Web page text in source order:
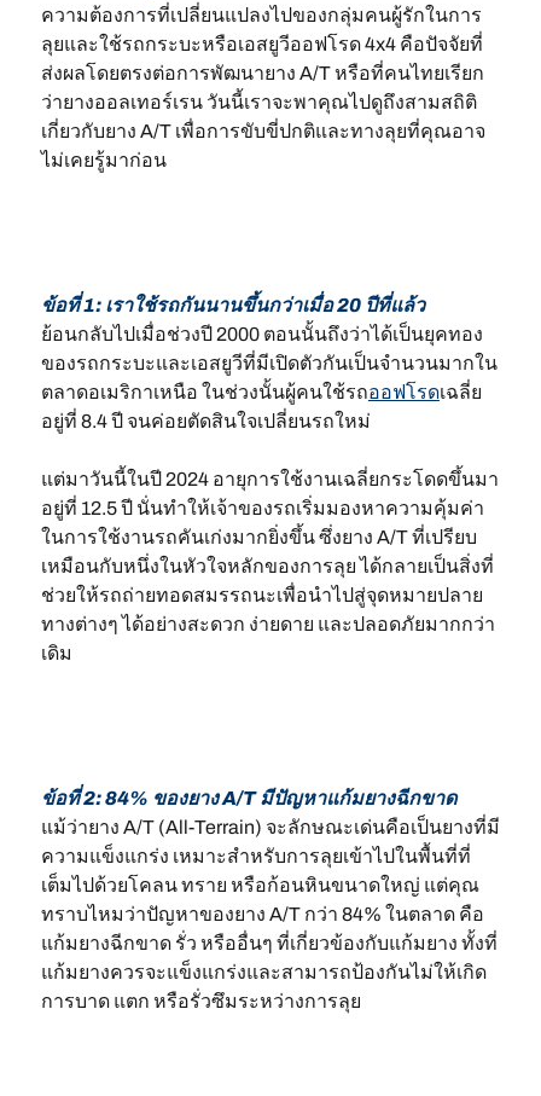
ความต้องการที่เปลี่ยนแปลงไปของกลุ่มคนผู้รักในการ
ลุยและใช้รถกระบะหรือเอสยูวีออฟโรด 4x4 คือปัจจัยที่
ส่งผลโดยตรงต่อการพัฒนายาง A/T หรือที่คนไทยเรียก
ว่ายางออลเทอร์เรน วันนี้เราจะพาคุณไปดูถึงสามสถิติ
เกี่ยวกับยาง A/T เพื่อการขับขี่ปกติและทางลุยที่คุณอาจ
ไม่เคยรู้มาก่อน
ข้อที่ 1: เราใช้รถกันนานขึ้นกว่าเมื่อ 20 ปีที่แล้ว
ย้อนกลับไปเมื่อช่วงปี 2000 ตอนนั้นถึงว่าได้เป็นยุคทอง
ของรถกระบะและเอสยูวีที่มีเปิดตัวกันเป็นจำนวนมากใน
ตลาดอเมริกาเหนือ ในช่วงนั้นผู้คนใช้รถออฟโรดเฉลี่ย
อยู่ที่ 8.4 ปี จนค่อยตัดสินใจเปลี่ยนรถใหม่
แต่มาวันนี้ในปี 2024 อายุการใช้งานเฉลี่ยกระโดดขึ้นมา
อยู่ที่ 12.5 ปี นั่นทำให้เจ้าของรถเริ่มมองหาความคุ้มค่า
ในการใช้งานรถคันเก่งมากยิ่งขึ้น ซึ่งยาง A/T ที่เปรียบ
เหมือนกับหนึ่งในหัวใจหลักของการลุย ได้กลายเป็นสิ่งที่
ช่วยให้รถถ่ายทอดสมรรถนะเพื่อนำไปสู่จุดหมายปลาย
ทางต่างๆ ได้อย่างสะดวก ง่ายดาย และปลอดภัยมากกว่า
เดิม
ข้อที่ 2: 84% ของยาง A/T มีปัญหาแก้มยางฉีกขาด
แม้ว่ายาง A/T (All-Terrain) จะลักษณะเด่นคือเป็นยางที่มี
ความแข็งแกร่ง เหมาะสำหรับการลุยเข้าไปในพื้นที่ที่
เต็มไปด้วยโคลน ทราย หรือก้อนหินขนาดใหญ่ แต่คุณ
ทราบไหมว่าปัญหาของยาง A/T กว่า 84% ในตลาด คือ
แก้มยางฉีกขาด รั่ว หรืออื่นๆ ที่เกี่ยวข้องกับแก้มยาง ทั้งที่
แก้มยางควรจะแข็งแกร่งและสามารถป้องกันไม่ให้เกิด
การบาด แตก หรือรั่วซึมระหว่างการลุย